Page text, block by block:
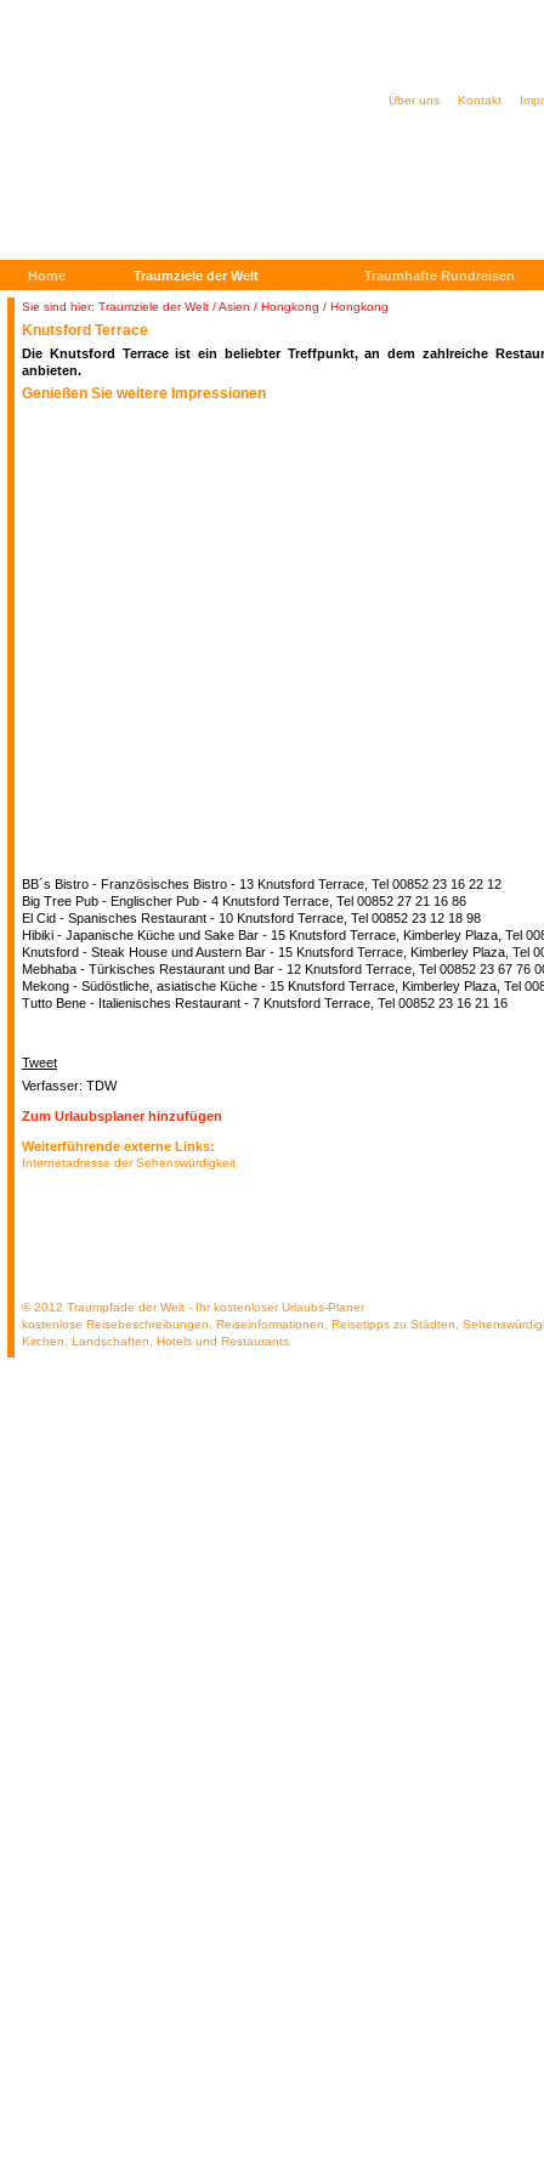
Sie sind hier: Traumziele der Welt /Asien / Hongkong / Hongkong
Knutsford Terrace
Die Knutsford Terrace ist ein beliebter Treffpunkt, an dem zahlreiche
anbieten.
Genießen Sie weitere Impressionen
BB´s Bistro - Französisches Bistro - 13 Knutsford Terrace, Tel 00852 23 16 22 12
Big Tree Pub - Englischer Pub - 4 Knutsford Terrace, Tel 00852 27 21 16 86
El Cid - Spanisches Restaurant - 10 Knutsford Terrace, Tel 00852 23 12 18 98
Hibiki - Japanische Küche und Sake Bar - 15 Knutsford Terrace, Kimberley Plaza, Tel
Knutsford - Steak House und Austern Bar - 15 Knutsford Terrace, Kimberley Plaza, Tel
Mebhaba - Türkisches Restaurant und Bar - 12 Knutsford Terrace, Tel 00852 23 67 76
Mekong - Südöstliche, asiatische Küche - 15 Knutsford Terrace, Kimberley Plaza, Tel
Tutto Bene - Italienisches Restaurant - 7 Knutsford Terrace, Tel 00852 23 16 21 16
Tweet
Verfasser: TDW
Zum Urlaubsplaner hinzufügen
Weiterführende externe Links:
Internetadresse der Sehenswürdigkeit
© 2012 Traumpfade der Welt - Ihr kostenloser Urlaubs-Planer
kostenlose Reisebeschreibungen, Reiseinformationen, Reisetipps zu Städten,
Kirchen, Landschaften, Hotels und Restaurants
Über uns Kontakt
Home Traumziele der Welt Traumhafte Rundreisen